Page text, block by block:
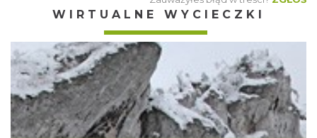
WIRTUALNE WYCIECZKI